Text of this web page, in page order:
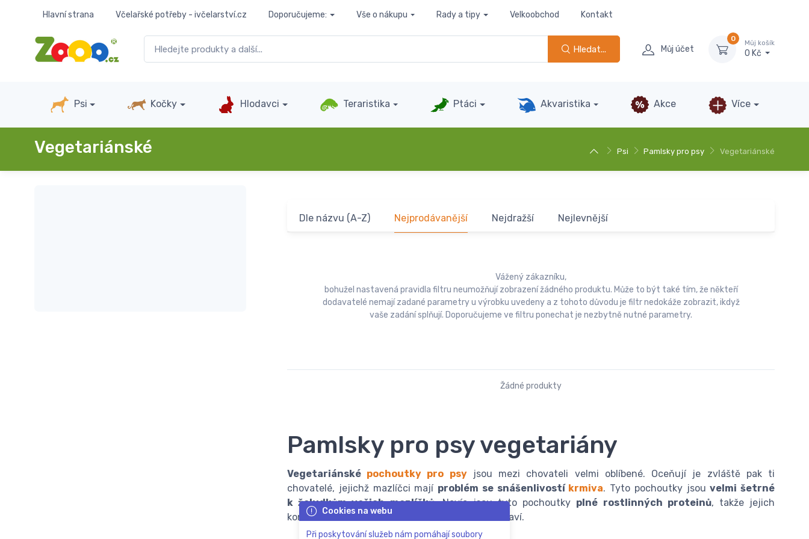
Hlavní strana Včelařské potřeby - ivčelarství.cz Doporučujeme: Vše o nákupu Rady a tipy Velkoobchod Kontakt
Hledat... Můj účet
0
Můj košík
0 Kč
Psi Kočky Hlodavci Teraristika Ptáci Akvaristika Akce Více
Psi Pamlsky pro psy Vegetariánské
Vegetariánské
Dle názvu (A-Z) Nejprodávanější Nejdražší Nejlevnější
Vážený zákazníku,
bohužel nastavená pravidla filtru neumožňují zobrazení žádného produktu. Může to být také tím, že někteří
dodavatelé nemají zadané parametry u výrobku uvedeny a z tohoto důvodu je filtr nedokáže zobrazit, ikdyž
vaše zadání splňují. Doporučujeme ve filtru ponechat je nezbytně nutné parametry.
Žádné produkty
Pamlsky pro psy vegetariány
Vegetariánské pochoutky pro psyjsou mezi chovateli velmi oblíbené. Oceňují je zvláště pak ti
chovatelé, jejichž mazlíčci mají problém se snášenlivostí krmiva. Tyto pochoutky jsouvelmi šetrné
k žaludkům vašich mazlíčků. Navíc jsou tyto pochoutky plné rostlinných proteinů, takže jejich
konzumace má jednoznačně pozitivní vliv na zdraví.
Cookies na webu
Při poskytování služeb nám pomáhají soubory